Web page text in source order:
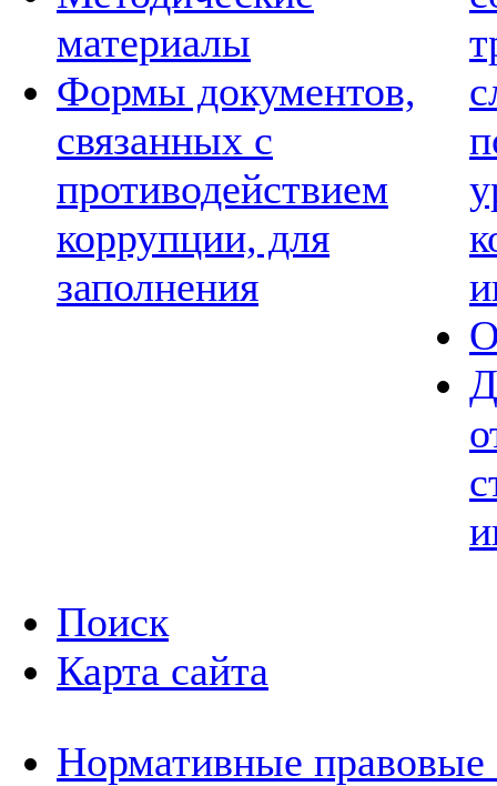
материалы
Формы документов,
связанных с
противодействием
коррупции, для
заполнения
Поиск
Карта сайта
Нормативные правовые